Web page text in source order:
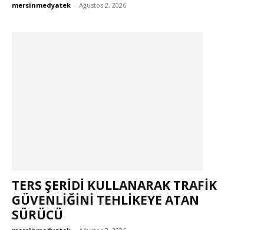
mersinmedyatek - Ağustos 2, 2026
TERS ŞERİDİ KULLANARAK TRAFİK
GÜVENLİĞİNİ TEHLİKEYE ATAN
SÜRÜCÜ